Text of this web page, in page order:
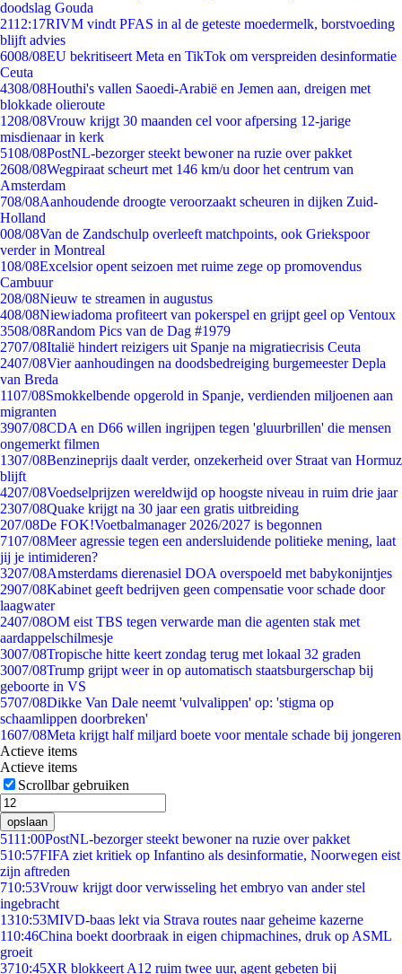
doodslag Gouda
2112:17RIVM vindt PFAS in al de geteste moedermelk, borstvoeding
blijft advies
6008/08EU bekritiseert Meta en TikTok om verspreiden desinformatie
Ceuta
4308/08Houthi's vallen Saoedi-Arabië en Jemen aan, dreigen met
blokkade olieroute
1208/08Vrouw krijgt 30 maanden cel voor afpersing 12-jarige
misdienaar in kerk
5108/08PostNL-bezorger steekt bewoner na ruzie over pakket
2608/08Wegpiraat scheurt met 146 km/u door het centrum van
Amsterdam
708/08Aanhoudende droogte veroorzaakt scheuren in dijken Zuid-
Holland
008/08Van de Zandschulp overleeft matchpoints, ook Griekspoor
verder in Montreal
108/08Excelsior opent seizoen met ruime zege op promovendus
Cambuur
208/08Nieuw te streamen in augustus
408/08Niewiadoma profiteert van pokerspel en grijpt geel op Ventoux
3508/08Random Pics van de Dag #1979
2707/08Italië hindert reizigers uit Spanje na migratiecrisis Ceuta
2407/08Vier aanhoudingen na doodsbedreiging burgemeester Depla
van Breda
1107/08Smokkelbende opgerold in Spanje, verdienden miljoenen aan
migranten
3907/08CDA en D66 willen ingrijpen tegen 'gluurbrillen' die mensen
ongemerkt filmen
1307/08Benzineprijs daalt verder, onzekerheid over Straat van Hormuz
blijft
4207/08Voedselprijzen wereldwijd op hoogste niveau in ruim drie jaar
2307/08Quake krijgt na 30 jaar een gratis uitbreiding
207/08De FOK!Voetbalmanager 2026/2027 is begonnen
7107/08Meer agressie tegen een andersluidende politieke mening, laat
jij je intimideren?
3207/08Amsterdams dierenasiel DOA overspoeld met babykonijntjes
2907/08Kabinet geeft bedrijven geen compensatie voor schade door
laagwater
2407/08OM eist TBS tegen verwarde man die agenten stak met
aardappelschilmesje
3007/08Tropische hitte keert zondag terug met lokaal 32 graden
3007/08Trump grijpt weer in op automatisch staatsburgerschap bij
geboorte in VS
5707/08Dikke Van Dale neemt 'vulvalippen' op: 'stigma op
schaamlippen doorbreken'
1607/08Meta krijgt half miljard boete voor mentale schade bij jongeren
Actieve items
Actieve items
Scrollbar gebruiken
opslaan
5111:00PostNL-bezorger steekt bewoner na ruzie over pakket
510:57FIFA ziet kritiek op Infantino als desinformatie, Noorwegen eist
zijn aftreden
710:53Vrouw krijgt door verwisseling het embryo van ander stel
ingebracht
1310:53MIVD-baas lekt via Strava routes naar geheime kazerne
110:46China boekt doorbraak in eigen chipmachines, druk op ASML
groeit
3710:45XR blokkeert A12 ruim twee uur, agent gebeten bij